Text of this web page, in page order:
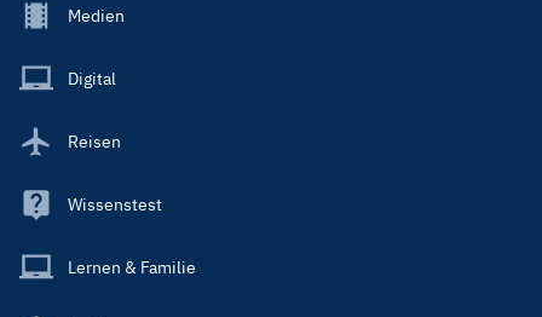
Footer
Main
Medien
Digital
Reisen
Wissenstest
Lernen & Familie